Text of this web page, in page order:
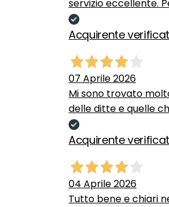
servizio eccellente.
Acquirente
07 Aprile 2026
Mi sono trovato
delle ditte e quelle
Acquirente
04 Aprile 2026
Tutto bene e chiari